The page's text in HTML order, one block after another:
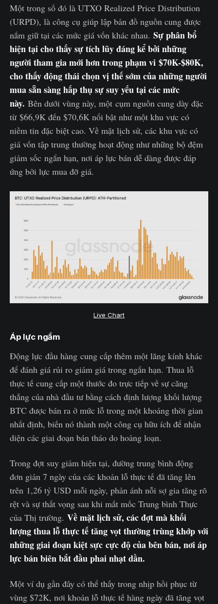
Một trong số đó là UTXO Realized Price Distribution
(URPD), là công cụ giúp lập bản đồ nguồn cung được
nắm giữ tại các mức giá vốn khác nhau. Sự phân bổ
hiện tại cho thấy sự tích lũy đáng kể bởi những
người tham gia mới hơn trong phạm vi $70K-$80K,
cho thấy động thái chọn vị thế sớm của những người
mua sẵn sàng hấp thụ sự suy yếu tại các mức
này. Bên dưới vùng này, một cụm nguồn cung dày đặc
từ $66,9K đến $70,6K nổi bật như một khu vực có
niềm tin đặc biệt cao. Về mặt lịch sử, các khu vực có
giá vốn tập trung thường hoạt động như những bộ đệm
giảm sốc ngắn hạn, nơi áp lực bán dễ dàng được đáp
ứng bởi lực mua đỡ giá.
Live Chart
Áp lực ngầm
Động lực đầu hàng cung cấp thêm một lăng kính khác
để đánh giá rủi ro giảm giá trong ngắn hạn. Thua lỗ
thực tế cung cấp một thước đo trực tiếp về sự căng
thẳng của nhà đầu tư bằng cách định lượng khối lượng
BTC được bán ra ở mức lỗ trong một khoảng thời gian
nhất định, biến nó thành một công cụ hữu ích để nhận
diện các giai đoạn bán tháo do hoảng loạn.
Trong đợt suy giảm hiện tại, đường trung bình động
đơn giản 7 ngày của các khoản lỗ thực tế đã tăng lên
trên 1,26 tỷ USD mỗi ngày, phản ánh nỗi sợ gia tăng rõ
rệt và sự thất vọng sau khi mất mốc Trung bình Thực
của Thị trường. Về mặt lịch sử, các đợt mà khối
lượng thua lỗ thực tế tăng vọt thường trùng khớp với
những giai đoạn kiệt sực cực độ của bên bán, nơi áp
lực bán biên bắt đầu phai nhạt dần.
Một ví dụ gần đây có thể thấy trong nhịp hồi phục từ
vùng $72K, nơi khoản lỗ thực tế hàng ngày đã tăng vọt